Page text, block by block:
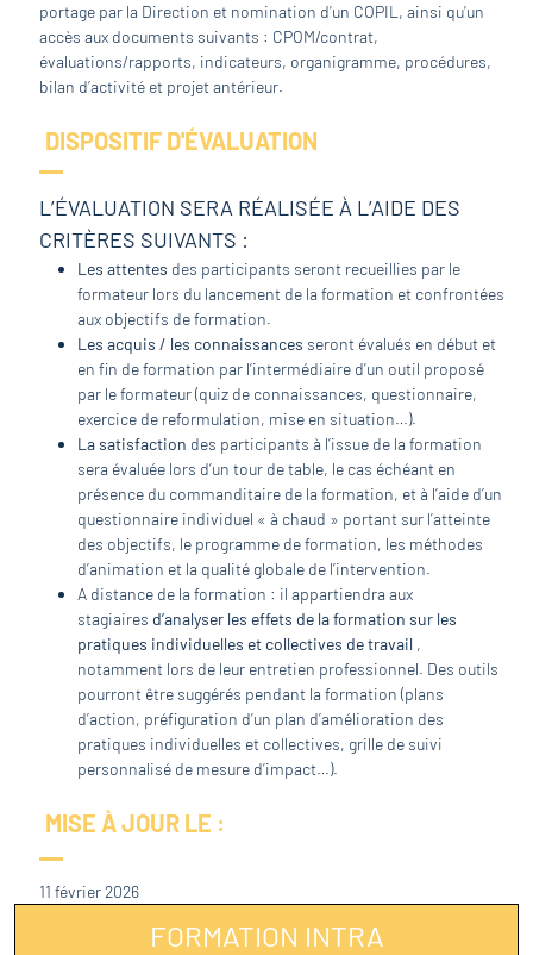
portage par la Direction et nomination d’un COPIL, ainsi qu’un
accès aux documents suivants : CPOM/contrat,
évaluations/rapports, indicateurs, organigramme, procédures,
bilan d’activité et projet antérieur.
DISPOSITIF D'ÉVALUATION
L’ÉVALUATION SERA RÉALISÉE À L’AIDE DES
CRITÈRES SUIVANTS :
Les attentes des participants seront recueillies par le
formateur lors du lancement de la formation et confrontées
aux objectifs de formation.
Les acquis / les connaissances seront évalués en début et
en fin de formation par l’intermédiaire d’un outil proposé
par le formateur (quiz de connaissances, questionnaire,
exercice de reformulation, mise en situation…).
La satisfaction des participants à l’issue de la formation
sera évaluée lors d’un tour de table, le cas échéant en
présence du commanditaire de la formation, et à l’aide d’un
questionnaire individuel « à chaud » portant sur l’atteinte
des objectifs, le programme de formation, les méthodes
d’animation et la qualité globale de l’intervention.
A distance de la formation : il appartiendra aux
stagiaires d’analyser les effets de la formation sur les
pratiques individuelles et collectives de travail ,
notamment lors de leur entretien professionnel. Des outils
pourront être suggérés pendant la formation (plans
d’action, préfiguration d’un plan d’amélioration des
pratiques individuelles et collectives, grille de suivi
personnalisé de mesure d’impact…).
MISE À JOUR LE :
11 février 2026
FORMATION INTRA